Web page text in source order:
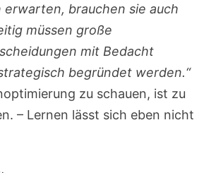
erwarten, brauchen sie auch
müssen große
mit Bedacht
begründet werden.“
zu schauen, ist zu
– Lernen lässt sich eben nicht